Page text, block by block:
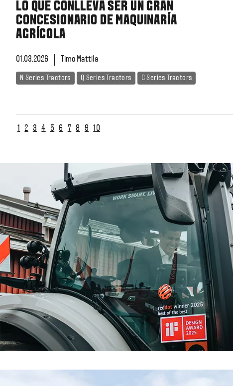
LO QUE CONLLEVA SER UN GRAN
CONCESIONARIO DE MAQUINARÍA
AGRÍCOLA
01.03.2026 Timo Mattila
N Series Tractors Q Series Tractors G Series Tractors
1 2 3 4 5 6 7 8 9 10